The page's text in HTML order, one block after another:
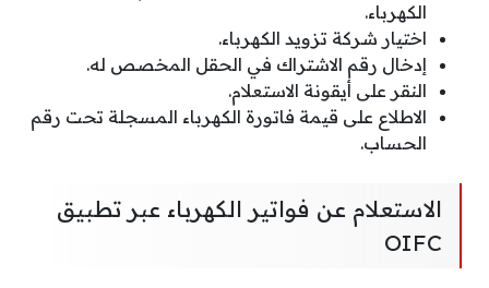
الكهرباء.
اختيار شركة تزويد الكهرباء.
إدخال رقم الاشتراك في الحقل المخصص له.
النقر على أيقونة الاستعلام.
الاطلاع على قيمة فاتورة الكهرباء المسجلة تحت رقم
الحساب.
الاستعلام عن فواتير الكهرباء عبر تطبيق
OIFC